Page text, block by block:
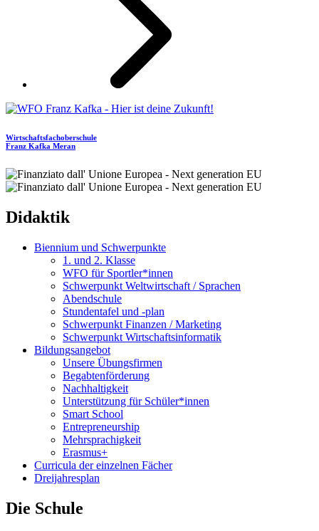
Wirtschaftsfachoberschule
Franz Kafka Meran
Didaktik
Biennium und Schwerpunkte
1. und 2. Klasse
WFO für Sportler*innen
Schwerpunkt Weltwirtschaft / Sprachen
Abendschule
Stundentafel und -plan
Schwerpunkt Finanzen / Marketing
Schwerpunkt Wirtschaftsinformatik
Bildungsangebot
Unsere Übungsfirmen
Begabtenförderung
Nachhaltigkeit
Unterstützung für Schüler*innen
Smart School
Entrepreneurship
Mehrsprachigkeit
Erasmus+
Curricula der einzelnen Fächer
Dreijahresplan
Die Schule